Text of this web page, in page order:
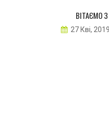
ВІТАЄМО
27 Кві, 2019